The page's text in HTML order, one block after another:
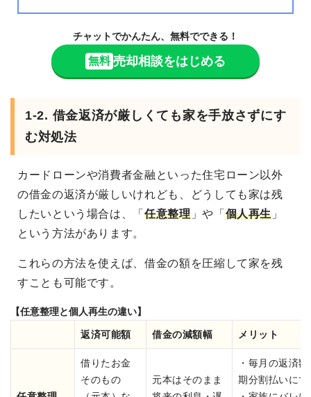
チャットでかんたん、無料でできる！
無料 売却相談をはじめる
1-2. 借金返済が厳しくても家を手放さずにす
む対処法
カードローンや消費者金融といった住宅ローン以外
の借金の返済が厳しいけれども、どうしても家は残
したいという場合は、「任意整理」や「 個人再生 」
という方法があります。
これらの方法を使えば、借金の額を圧縮して家を残
すことも可能です。
【任意整理と個人再生の違い】
返済可能額 借金の減額幅 メリット
借りたお金
そのもの
元本はそのまま
・毎月の返済
期分割払いに